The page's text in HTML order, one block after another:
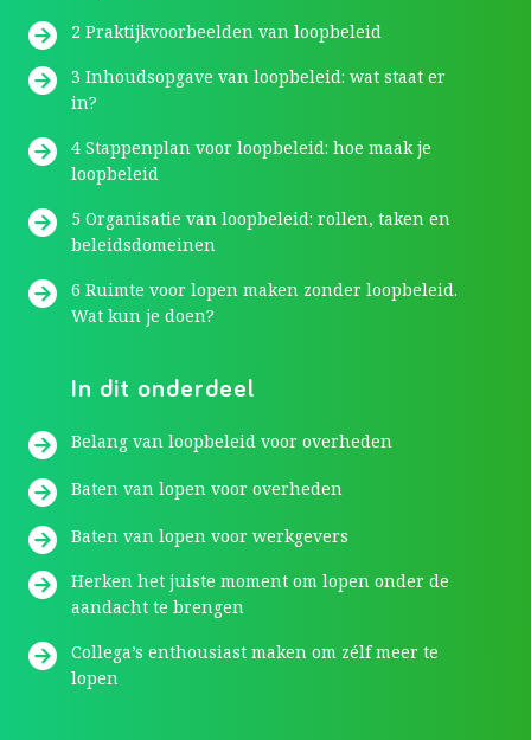
2 Praktijkvoorbeelden van loopbeleid
3 Inhoudsopgave van loopbeleid: wat staat er
in?
4 Stappenplan voor loopbeleid: hoe maak je
loopbeleid
5 Organisatie van loopbeleid: rollen, taken en
beleidsdomeinen
6 Ruimte voor lopen maken zonder loopbeleid.
Wat kun je doen?
In dit onderdeel
Belang van loopbeleid voor overheden
Baten van lopen voor overheden
Baten van lopen voor werkgevers
Herken het juiste moment om lopen onder de
aandacht te brengen
Collega’s enthousiast maken om zélf meer te
lopen